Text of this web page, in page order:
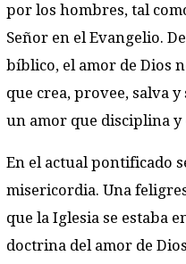
por los hombres, tal
Señor en el Evangelio.
bíblico, el amor de Dios
que crea, provee, salva
un amor que disciplina y
En el actual pontificado
misericordia. Una
que la Iglesia se estaba
doctrina del amor de